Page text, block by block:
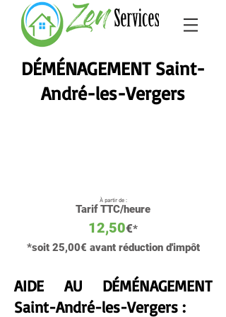
DÉMÉNAGEMENT Saint-
André-les-Vergers
À partir de :
Tarif TTC/heure
12,50€*
*soit 25,00€ avant réduction d'impôt
AIDE AU DÉMÉNAGEMENT
Saint-André-les-Vergers :